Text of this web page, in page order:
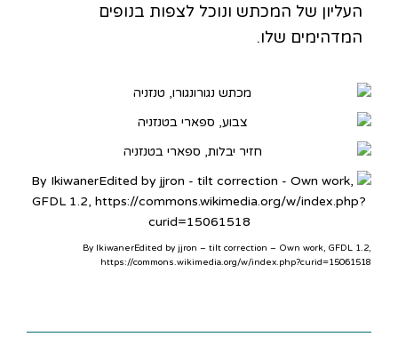
העליון של המכתש ונוכל לצפות בנופים
המדהימים שלו.
By IkiwanerEdited by jjron – tilt correction – Own work, GFDL 1.2,
https://commons.wikimedia.org/w/index.php?curid=15061518